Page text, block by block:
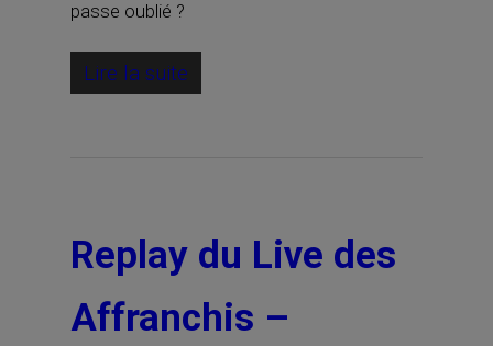
passe oublié ?
Lire la suite
Replay du Live des
Affranchis –